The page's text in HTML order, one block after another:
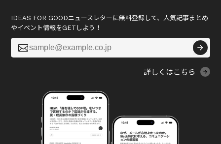
IDEAS FOR GOODニュースレターに無料登録して、人気記事まとめ
やイベント情報をGETしよう！

詳しくはこちら